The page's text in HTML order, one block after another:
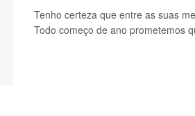
Tenho certeza que entre as suas
Todo começo de ano prometemos